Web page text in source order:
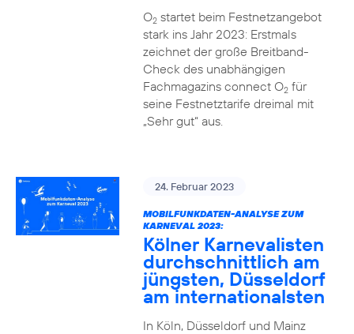
O2startet beim Festnetzangebot
stark ins Jahr 2023: Erstmals
zeichnet der große Breitband-
Check des unabhängigen
Fachmagazins connect O2für
seine Festnetztarife dreimal mit
„Sehr gut“ aus.
24. Februar 2023
MOBILFUNKDATEN-ANALYSE ZUM
KARNEVAL 2023:
Kölner Karnevalisten
durchschnittlich am
jüngsten, Düsseldorf
am internationalsten
In Köln, Düsseldorf und Mainz